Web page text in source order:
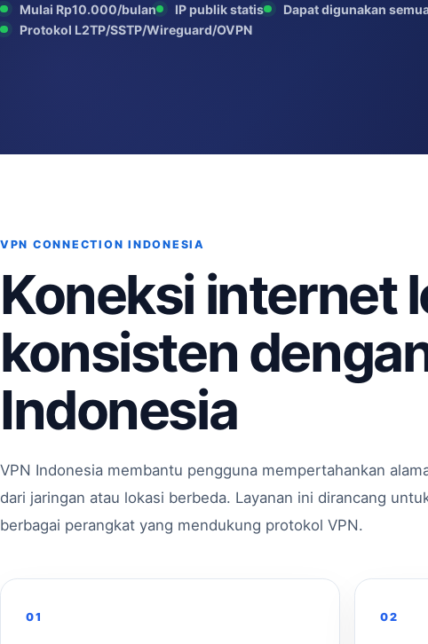
Mulai Rp10.000/bulan IP publik statis
Dapat digunakan
Protokol L2TP/SSTP/Wireguard/OVPN
VPN CONNECTION INDONESIA
Koneksi internet
konsisten
Indonesia
VPN Indonesia membantu pengguna mempertahankan
dari jaringan atau lokasi berbeda. Layanan ini dirancang
berbagai perangkat yang mendukung protokol VPN.
01 02